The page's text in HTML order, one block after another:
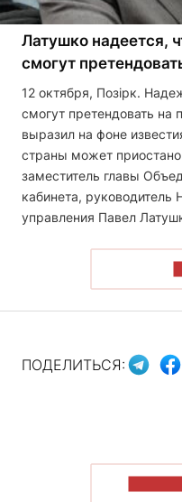
Латушко надеется,
смогут
12 октября, Позірк.
смогут претендовать
выразил на фоне
страны может
заместитель главы
кабинета, руководитель
управления Павел
ПОДЕЛИТЬСЯ: